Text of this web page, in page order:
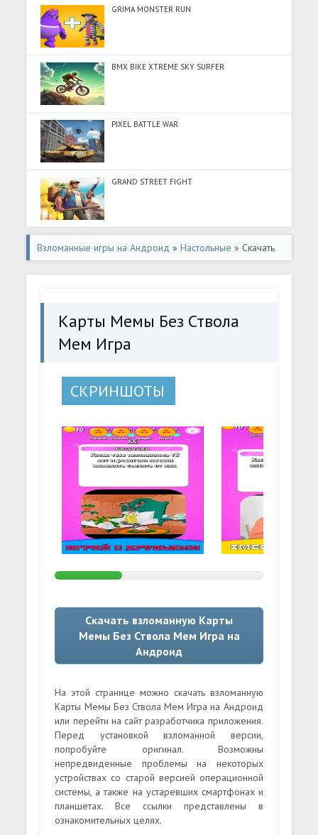
GRIMA MONSTER RUN
BMX BIKE XTREME SKY SURFER
PIXEL BATTLE WAR
GRAND STREET FIGHT
Взломанные игры на Андроид »Настольные » Скачать
Карты Мемы Без Ствола Мем Игра (Много монет) на
Карты Мемы Без Ствола
Мем Игра
СКРИНШОТЫ
Скачать взломанную Карты
Мемы Без Ствола Мем Игра на
Андроид
На этой странице можно скачать взломанную
Карты Мемы Без Ствола Мем Игра на Андроид
или перейти на сайт разработчика приложения.
Перед установкой взломанной версии,
попробуйте оригинал. Возможны
непредвиденные проблемы на некоторых
устройствах со старой версией операционной
системы, а также на устаревших смартфонах и
планшетах. Все ссылки представлены в
ознакомительных целях.